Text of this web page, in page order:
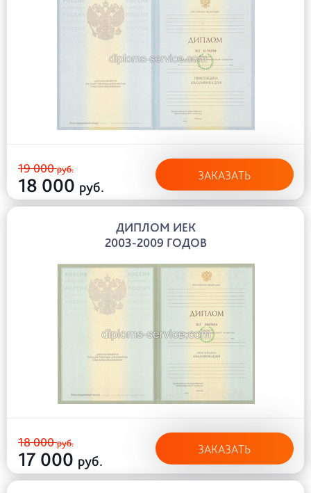
19 000руб.
18 000 руб.
ЗАКАЗАТЬ
ДИПЛОМ ИЕК
2003-2009 ГОДОВ
18 000руб.
17 000 руб.
ЗАКАЗАТЬ